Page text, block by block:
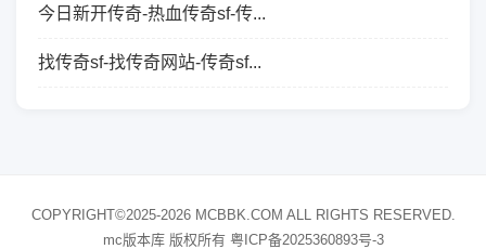
今日新开传奇-热血传奇sf-传...
找传奇sf-找传奇网站-传奇sf...
COPYRIGHT©2025-2026 MCBBK.COM ALL RIGHTS RESERVED.
mc版本库 版权所有 粤ICP备2025360893号-3